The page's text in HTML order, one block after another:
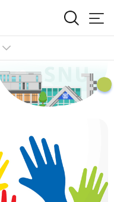
설레는 내일을
한 도전!
러분의 꿈을 응원합니다.